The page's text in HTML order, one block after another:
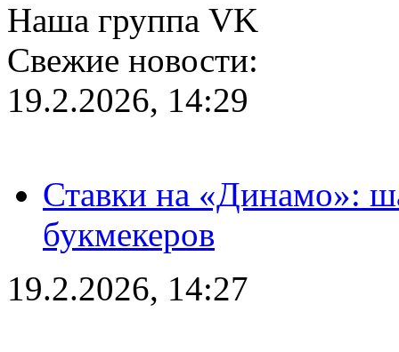
Наша группа VK
Свежие новости:
19.2.2026, 14:29
Ставки на «Динамо»:
букмекеров
19.2.2026, 14:27